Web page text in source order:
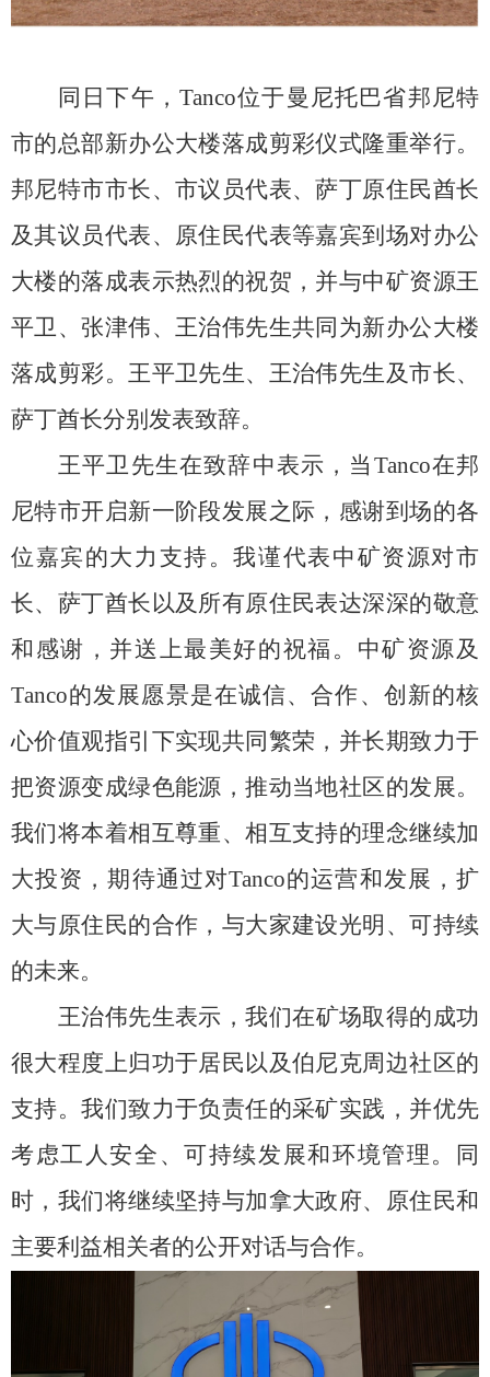
同日下午， Tanco位于曼尼托巴省邦尼特
市的总部新办公大楼落成剪彩仪式隆重举行。
邦尼特市市长、市议员代表、萨丁原住民酋长
及其议员代表、原住民代表等嘉宾到场对办公
大楼的落成表示热烈的祝贺，并与中矿资源王
平卫、张津伟、王治伟先生共同为新办公大楼
落成剪彩。王平卫先生、王治伟先生及市长、
萨丁酋长分别发表致辞。
王平卫先生在致辞中表示，当 Tanco在邦
尼特市开启新一阶段发展之际，感谢到场的各
位嘉宾的大力支持。我谨代表中矿资源对市
长、萨丁酋长以及所有原住民表达深深的敬意
和感谢，并送上最美好的祝福。中矿资源及
Tanco的发展愿景是在诚信、合作、创新的核
心价值观指引下实现共同繁荣，并长期致力于
把资源变成绿色能源，推动当地社区的发展。
我们将本着相互尊重、相互支持的理念继续加
大投资，期待通过对Tanco的运营和发展，扩
大与原住民的合作，与大家建设光明、可持续
的未来。
王治伟先生表示，我们在矿场取得的成功
很大程度上归功于居民以及伯尼克周边社区的
支持。我们致力于负责任的采矿实践，并优先
考虑工人安全、可持续发展和环境管理。同
时，我们将继续坚持与加拿大政府、原住民和
主要利益相关者的公开对话与合作。